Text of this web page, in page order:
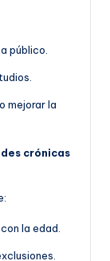
público.
mejorar la
crónicas
la edad.